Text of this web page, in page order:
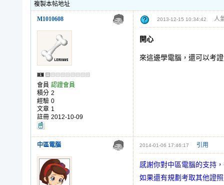
複製本帖地址
M1010608 2013-12-15 10:34:42 人
會員 認證會員
積分 2
經驗 0
文章 1
註冊 2012-10-09
開心
來這邊學電腦，還可以考
中區電腦 2014-01-06 17:46:17 引用
感謝你對中區電腦的支持
如果還有規劃考取其他證